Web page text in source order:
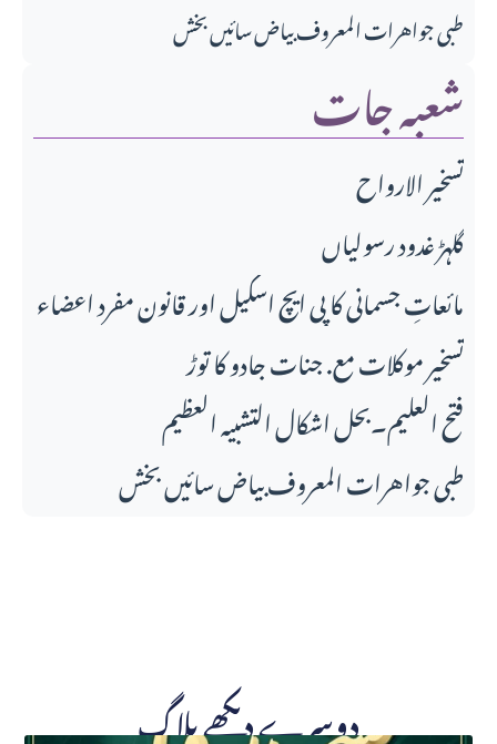
طبی جواهرات المعروف بیاض سائیں بخش
شعبہ جات
تسخير الارواح
گلہڑ غدود رسولیاں
مائعاتِ جسمانی کا پی ایچ اسکیل اور قانونِ مفرد اعضاء
تسخیر موکلات مع. جنات جادو کا توڑ
فتح العلیم۔بحل اشکال التشبیہ العظیم
طبی جواهرات المعروف بیاض سائیں بخش
دوسرے دیکھے بلاگ